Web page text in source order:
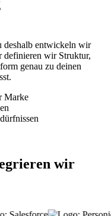
deshalb entwickeln wir
definieren wir Struktur,
genau zu deinen
Marke
wir